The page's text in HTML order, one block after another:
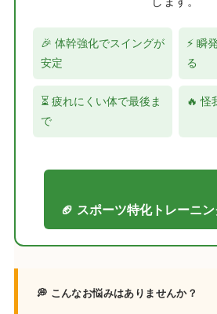
🎉 体幹強化でスイングが
安定
⚡ 瞬
る
⏳ 疲れにくい体で最後ま
で
🔥 怪
🏈 スポーツ特化トレーニ
💭 こんなお悩みはありませんか？